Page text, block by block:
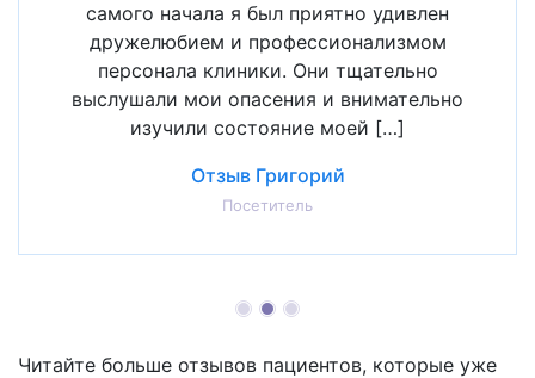
самого начала я был приятно удивлен
дружелюбием и профессионализмом
персонала клиники. Они тщательно
выслушали мои опасения и внимательно
изучили состояние моей […]
Отзыв Григорий
Посетитель
Читайте больше отзывов пациентов, которые уже